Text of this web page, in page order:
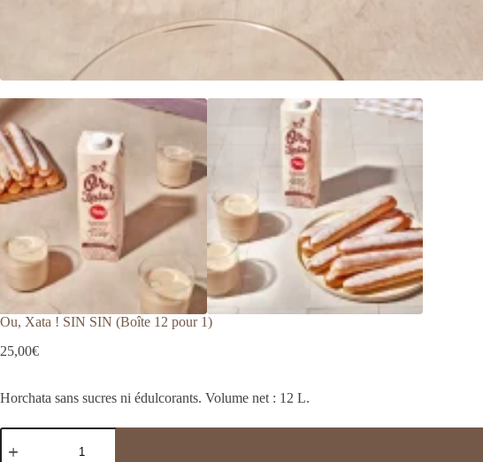
Ou, Xata ! SIN SIN (Boîte 12 pour 1)
25,00€
Horchata sans sucres ni édulcorants. Volume net : 12 L.
quantité
de